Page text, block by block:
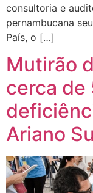
consultoria e
pernambucana
País, o […]
Mutirão
cerca de
Ariano